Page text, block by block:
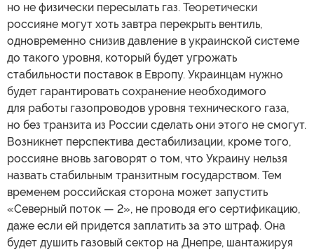
но не физически пересылать газ. Теоретически
россияне могут хоть завтра перекрыть вентиль,
одновременно снизив давление в украинской системе
до такого уровня, который будет угрожать
стабильности поставок в Европу. Украинцам нужно
будет гарантировать сохранение необходимого
для работы газопроводов уровня технического газа,
но без транзита из России сделать они этого не смогут.
Возникнет перспектива дестабилизации, кроме того,
россияне вновь заговорят о том, что Украину нельзя
назвать стабильным транзитным государством. Тем
временем российская сторона может запустить
«Северный поток — 2», не проводя его сертификацию,
даже если ей придется заплатить за это штраф. Она
будет душить газовый сектор на Днепре, шантажируя